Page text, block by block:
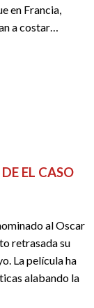
en Francia,
a costar…
EL CASO
al Oscar
retrasada su
La película ha
alabando la